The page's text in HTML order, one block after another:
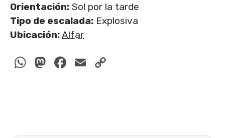
Orientación: Sol por la tarde
Tipo de escalada: Explosiva
Ubicación:Alfar
WhatsApp
Mastodon
Facebook
Email